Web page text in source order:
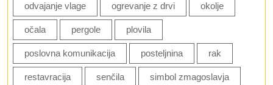
odvajanje vlage ogrevanje z drvi okolje
očala pergole plovila
poslovna komunikacija posteljnina rak
restavracija senčila simbol zmagoslavja